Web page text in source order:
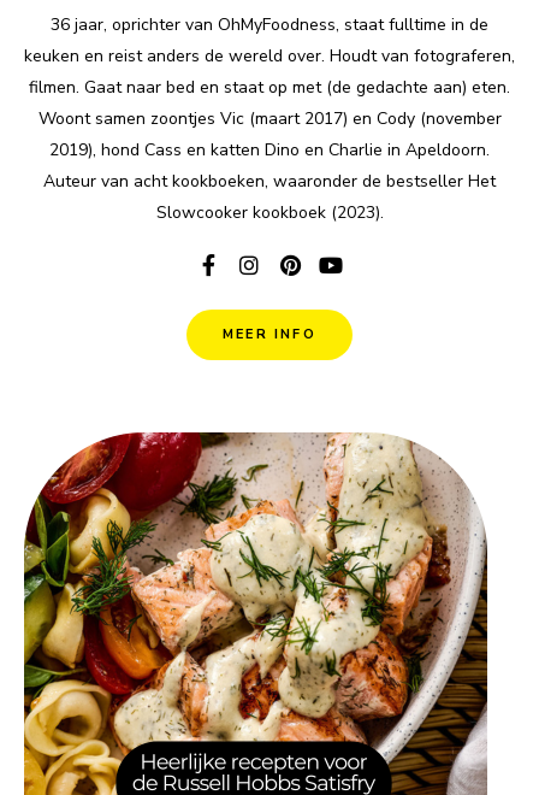
36 jaar, oprichter van OhMyFoodness, staat fulltime in de
keuken en reist anders de wereld over. Houdt van fotograferen,
filmen. Gaat naar bed en staat op met (de gedachte aan) eten.
Woont samen zoontjes Vic (maart 2017) en Cody (november
2019), hond Cass en katten Dino en Charlie in Apeldoorn.
Auteur van acht kookboeken, waaronder de bestseller Het
Slowcooker kookboek (2023).
MEER INFO